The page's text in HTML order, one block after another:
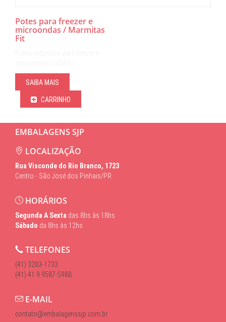
Potes para freezer e
microondas / Marmitas
Fit
SAIBA MAIS
CARRINHO
EMBALAGENS SJP
LOCALIZAÇÃO
Rua Visconde do Rio Branco, 1723
Centro - São José dos Pinhais/PR
HORÁRIOS
Segunda A Sexta das 8hs às 18hs
Sábado da 8hs às 12hs
TELEFONES
(41) 3283-1733
(41) 41 9 9587-5988
E-MAIL
contato@embalagenssjp.com.br